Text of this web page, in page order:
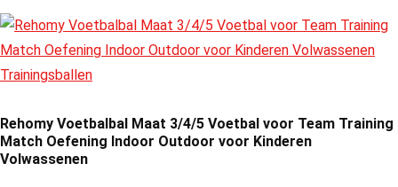
Trainingsballen
Rehomy Voetbalbal Maat 3/4/5 Voetbal voor Team Training
Match Oefening Indoor Outdoor voor Kinderen
Volwassenen